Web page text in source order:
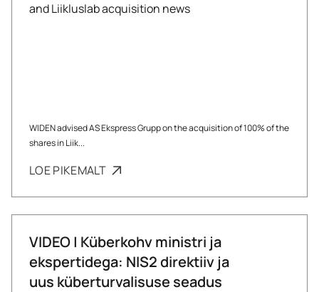
WIDEN advised AS Ekspress Grupp on the acquisition of 100% of the
shares in Liik...
LOE PIKEMALT
VIDEO | Küberkohv ministri ja
ekspertidega: NIS2 direktiiv ja
uus küberturvalisuse seadus